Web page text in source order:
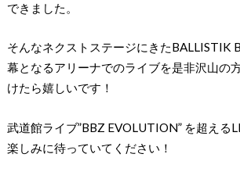
できました。
そんなネクストステージにきたBALLISTIK
幕となるアリーナでのライブを是非沢山の
けたら嬉しいです！
武道館ライブ”BBZ EVOLUTION” を超える
楽しみに待っていてください！